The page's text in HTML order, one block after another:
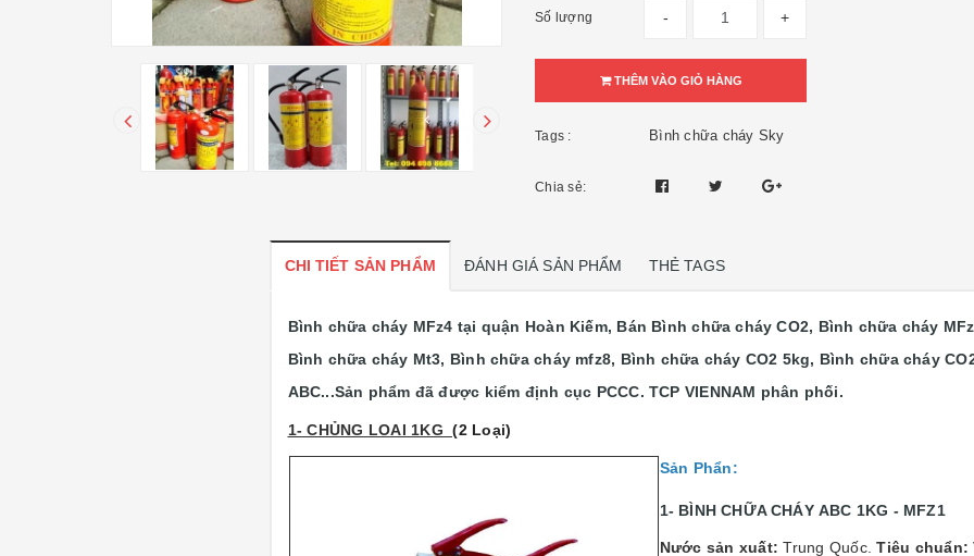
Số lượng - +
THÊM VÀO GIỎ HÀNG
Tags : Bình chữa cháy Sky
Chia sẻ:
CHI TIẾT SẢN PHẨM ĐÁNH GIÁ SẢN PHẨM THẺ TAGS
Bình chữa cháy MFz4 tại quận Hoàn Kiếm, Bán Bình chữa cháy CO2, Bình chữa cháy
Bình chữa cháy Mt3, Bình chữa cháy mfz8, Bình chữa cháy CO2 5kg, Bình chữa cháy
ABC...Sản phẩm đã được kiểm định cục PCCC. TCP VIENNAM phân phối.
1- CHỦNG LOAI 1KG(2 Loại)
Sản Phẩn:
1- BÌNH CHỮA CHÁY ABC 1KG - MFZ1
Nước sản xuất: Trung Quốc.Tiêu chuẩn: